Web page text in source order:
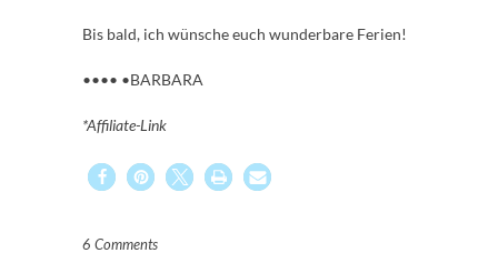
Bis bald, ich wünsche euch wunderbare Ferien!
•••• •BARBARA
*Affiliate-Link
6 Comments